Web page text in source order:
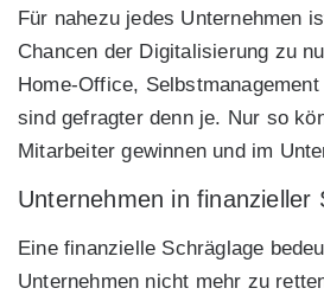
Für nahezu jedes Unternehmen
Chancen der Digitalisierung zu
Home-Office,
sind gefragter denn je. Nur so
Mitarbeiter gewinnen und im
Unternehmen in finanzieller
Eine finanzielle Schräglage
Unternehmen nicht mehr zu